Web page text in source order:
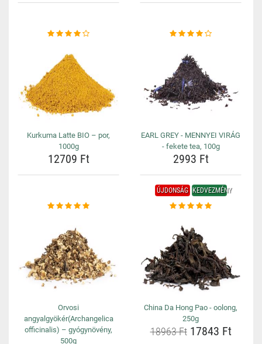
Kurkuma Latte BIO – por,
1000g
12709 Ft
EARL GREY - MENNYEI VIRÁG
- fekete tea, 100g
2993 Ft
Orvosi
angyalgyökér(Archangelica
officinalis) – gyógynövény,
500g
ÚJDONSÁG KEDVEZMÉNY
China Da Hong Pao - oolong,
250g
18963 Ft17843 Ft